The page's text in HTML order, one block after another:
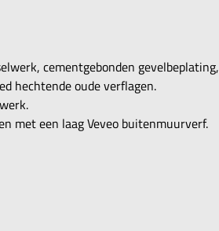
cementgebonden gevelbeplating,
hechtende oude verflagen.
met een laag Veveo buitenmuurverf.